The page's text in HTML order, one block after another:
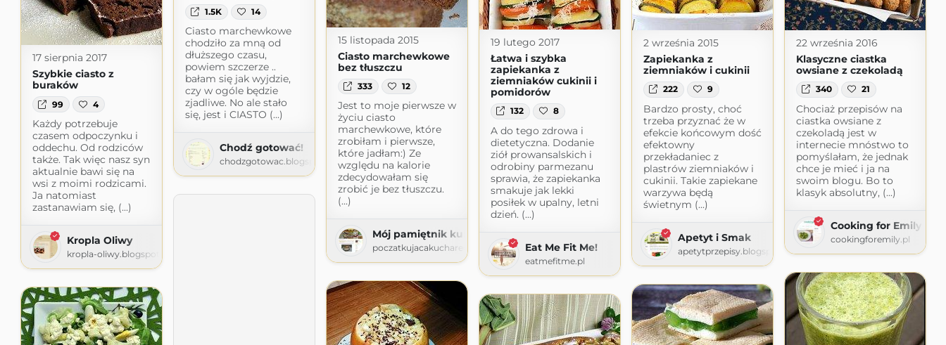
1.5K 14
Ciasto marchewkowe
chodziło za mną od
dłuższego czasu,
powiem szczerze ..
bałam się jak wyjdzie,
czy w ogóle będzie
zjadliwe. No ale stało
się, jest i CIASTO (...)
Chodź gotować!
chodzgotowac.blogspot.com
15 listopada 2015
Ciasto marchewkowe
bez tłuszczu
333 12
Jest to moje pierwsze w
życiu ciasto
marchewkowe, które
zrobiłam i pierwsze,
które jadłam:) Ze
względu na kalorie
zdecydowałam się
zrobić je bez tłuszczu.
(...)
Mój pamiętnik kulinarny
poczatkujacakuchareczka.blogspot.com
19 lutego 2017
Łatwa i szybka
zapiekanka z
ziemniaków cukinii i
pomidorów
132 8
A do tego zdrowa i
dietetyczna. Dodanie
ziół prowansalskich i
odrobiny parmezanu
sprawia, że zapiekanka
smakuje jak lekki
posiłek w upalny, letni
dzień. (...)
Eat Me Fit Me!
eatmefitme.pl
2 września 2015
Zapiekanka z
ziemniaków i cukinii
222 9
Bardzo prosty, choć
trzeba przyznać że w
efekcie końcowym dość
efektowny
przekładaniec z
plastrów ziemniaków i
cukinii. Takie zapiekane
warzywa będą
świetnym (...)
Apetyt i Smak
apetytprzepisy.blogspot.com
22 września 2016
Klasyczne ciastka
owsiane z czekoladą
340 21
Chociaż przepisów na
ciastka owsiane z
czekoladą jest w
internecie mnóstwo to
pomyślałam, że jednak
chce je mieć i ja na
swoim blogu. Bo to
klasyk absolutny, (...)
Cooking for Emily
cookingforemily.pl
17 sierpnia 2017
Szybkie ciasto z
buraków
99 4
Każdy potrzebuje
czasem odpoczynku i
oddechu. Od rodziców
także. Tak więc nasz syn
aktualnie bawi się na
wsi z moimi rodzicami.
Ja natomiast
zastanawiam się, (...)
Kropla Oliwy
kropla-oliwy.blogspot.com